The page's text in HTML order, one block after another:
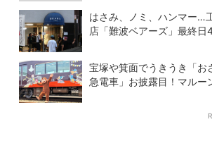
はさみ、ノミ、ハンマー…
店「難波ベアーズ」最終
宝塚や箕面でうきうき「お
急電車」お披露目！マルー